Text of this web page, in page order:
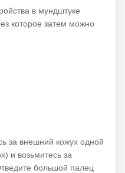
в мундштуке
которое затем можно
за внешний кожух одной
и возьмитесь за
большой палец